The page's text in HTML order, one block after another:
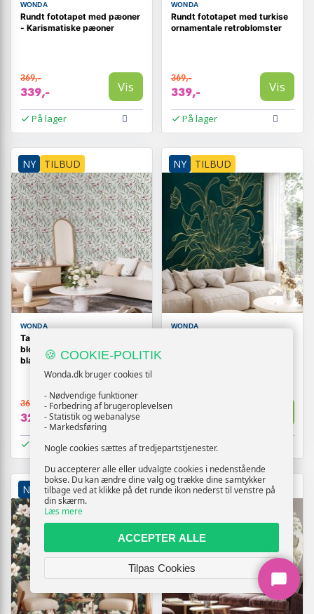
WONDA
Rundt fototapet med pæoner
- Karismatiske pæoner
369,-
339,- Vis
På lager
WONDA
Rundt fototapet med turkise
ornamentale retroblomster
369,-
339,- Vis
På lager
NY TILBUD
WONDA
Tapet med pink
blomsterknopper og
bladmotiv
369,-
329,- Vis
På lager
NY TILBUD
WONDA
209,-
På lager
NY TILBUD NY TILBUD
🍪 COOKIE-POLITIK
Wonda.dk bruger cookies til
- Nødvendige funktioner
- Forbedring af brugeroplevelsen
- Statistik og webanalyse
- Markedsføring
Nogle cookies sættes af tredjepartstjenester.
Du accepterer alle eller udvalgte cookies i nedenstående
bokse. Du kan ændre dine valg og trække dine samtykker
tilbage ved at klikke på det runde ikon nederst til venstre på
din skærm.
Læs mere
ACCEPTER ALLE
Tilpas Cookies